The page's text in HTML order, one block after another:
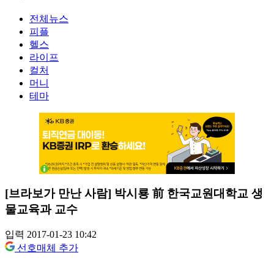
전체뉴스
피플
헬스
라이프
컬처
머니
테마
[브라보가 만난 사람] 박시룡 前 한국교원대학교 생
물교육과 교수
입력 2017-01-23 10:42
선호매체 추가